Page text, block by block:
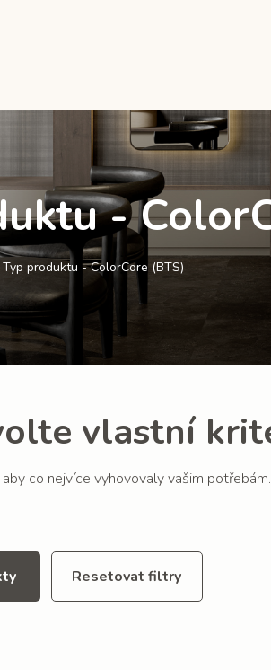
-
Typ produktu - ColorCore (BTS)
vlastní
co nejvíce vyhovovaly vašim potřebám.
Resetovat filtry